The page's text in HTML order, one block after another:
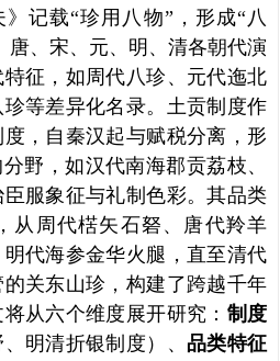
》记载“珍用八物”，形成“八
唐、宋、元、明、清各朝代演
征，如周代八珍、元代迤北
等差异化名录。土贡制度作
，自秦汉起与赋税分离，形
野，如汉代南海郡贡荔枝、
服象征与礼制色彩。其品类
从周代楛矢石砮、唐代羚羊
代海参金华火腿，直至清代
关东山珍，构建了跨越千年
从六个维度展开研究： 制度
明清折银制度）、 品类特征